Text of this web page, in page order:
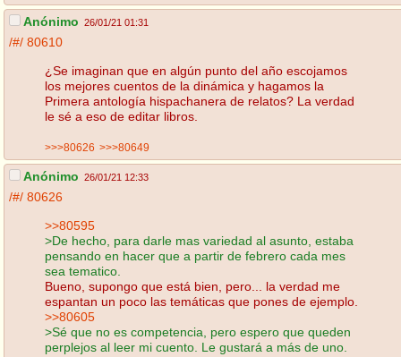
Anónimo 26/01/21 01:31
/#/ 80610
¿Se imaginan que en algún punto del año escojamos
los mejores cuentos de la dinámica y hagamos la
Primera antología hispachanera de relatos? La verdad
le sé a eso de editar libros.
>>>80626 >>>80649
Anónimo 26/01/21 12:33
/#/ 80626
>>80595
>De hecho, para darle mas variedad al asunto, estaba
pensando en hacer que a partir de febrero cada mes
sea tematico.
Bueno, supongo que está bien, pero... la verdad me
espantan un poco las temáticas que pones de ejemplo.
>>80605
>Sé que no es competencia, pero espero que queden
perplejos al leer mi cuento. Le gustará a más de uno.